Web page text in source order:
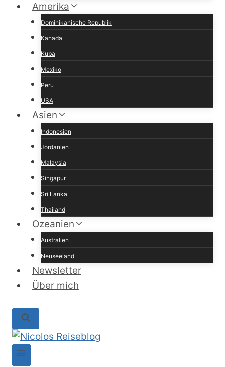
Amerika
Dominikanische Republik
Kanada
Kuba
Mexiko
Peru
USA
Asien
Indonesien
Jordanien
Malaysia
Singapur
Sri Lanka
Thailand
Ozeanien
Australien
Neuseeland
Newsletter
Über mich